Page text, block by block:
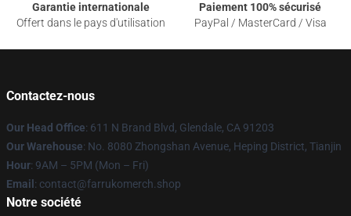
Garantie internationale
Offert dans le pays d'utilisation
Paiement 100% sécurisé
PayPal / MasterCard / Visa
Contactez-nous
Our Head Office: 611 N Brand Blvd, Glendale, CA 91203
Our Warehouse: No. 8080 Zhongshan Avenue, Heping District, Tianjin
Hour: 9AM – 5PM (Mon – Fri)
Email : contact@farrukomerch.shop
Notre société